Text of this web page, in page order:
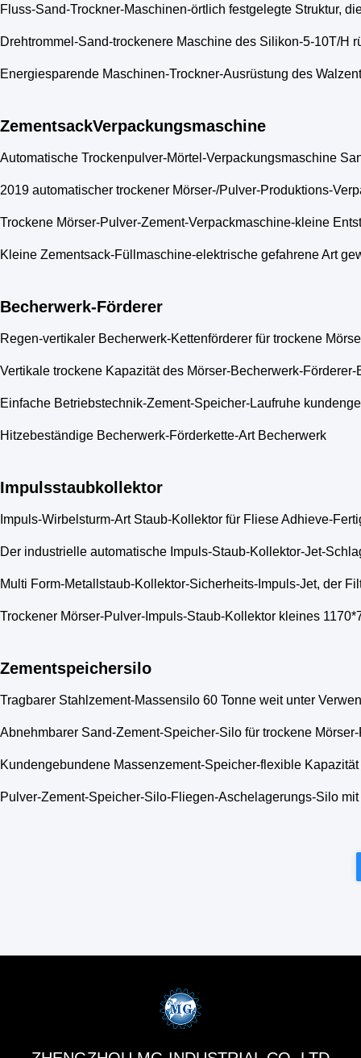
Fluss-Sand-Trockner-Maschinen-örtlich festgelegte Struktur,
Drehtrommel-Sand-trockenere Maschine des Silikon-5-10T/H
Energiesparende Maschinen-Trockner-Ausrüstung des
ZementsackVerpackungsmaschine
Automatische Trockenpulver-Mörtel-Verpackungsmaschine
2019 automatischer trockener Mörser-/Pulver-Produktions-
Trockene Mörser-Pulver-Zement-Verpackmaschine-kleine
Kleine Zementsack-Füllmaschine-elektrische gefahrene Art
Becherwerk-Förderer
Regen-vertikaler Becherwerk-Kettenförderer für trockene
Vertikale trockene Kapazität des Mörser-Becherwerk-
Einfache Betriebstechnik-Zement-Speicher-Laufruhe
Hitzebeständige Becherwerk-Förderkette-Art Becherwerk
Impulsstaubkollektor
Impuls-Wirbelsturm-Art Staub-Kollektor für Fliese Adhieve-
Der industrielle automatische Impuls-Staub-Kollektor-Jet-
Multi Form-Metallstaub-Kollektor-Sicherheits-Impuls-Jet, der
Trockener Mörser-Pulver-Impuls-Staub-Kollektor kleines
Zementspeichersilo
Tragbarer Stahlzement-Massensilo 60 Tonne weit unter
Abnehmbarer Sand-Zement-Speicher-Silo für trockene
Kundengebundene Massenzement-Speicher-flexible
Pulver-Zement-Speicher-Silo-Fliegen-Aschelagerungs-Silo